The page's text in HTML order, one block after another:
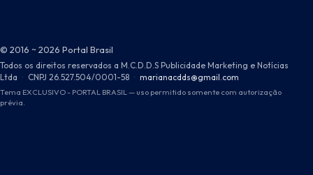
© 2016 ~ 2026 Portal Brasil
Todos os direitos reservados a M.C.D.D.S Publicidade Marketing e Notícias
Ltda · CNPJ 26.527.504/0001-58 · marianacdds@gmail.com
Tema EXCLUSIVO - PORTAL BRASIL — uso permitido somente com autorização
prévia.